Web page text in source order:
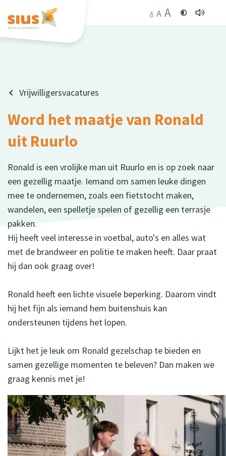
A A A
Vrijwilligersvacatures
Word het maatje van Ronald
uit Ruurlo
Ronald is een vrolijke man uit Ruurlo en is op zoek naar
een gezellig maatje. Iemand om samen leuke dingen
mee te ondernemen, zoals een fietstocht maken,
wandelen, een spelletje spelen of gezellig een terrasje
pakken.
Hij heeft veel interesse in voetbal, auto's en alles wat
met de brandweer en politie te maken heeft. Daar praat
hij dan ook graag over!
Ronald heeft een lichte visuele beperking. Daarom vindt
hij het fijn als iemand hem buitenshuis kan
ondersteunen tijdens het lopen.
Lijkt het je leuk om Ronald gezelschap te bieden en
samen gezellige momenten te beleven? Dan maken we
graag kennis met je!